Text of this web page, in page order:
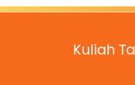
Kuliah